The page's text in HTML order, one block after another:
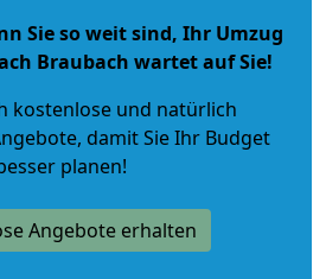
Sie so weit sind, Ihr Umzug
Braubach wartet auf Sie!
kostenlose und natürlich
, damit Sie Ihr Budget
planen!
Angebote erhalten